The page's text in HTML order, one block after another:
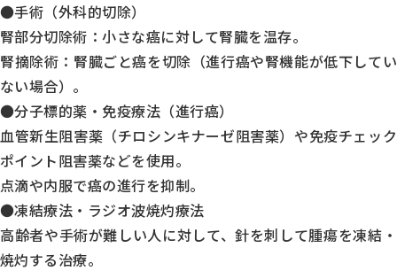
トップページ
当院について
診療のご案内
症状で調べる
病名で調べる
エムセラについて
マイシグナルについて
男性不妊・精液検査
初めての方へ
お知らせ
よくある質問
オンライン診療のご案内
書面掲示
●
-
※受付は終了時間の30分前です
診療時間
月
火
●手術（外科的切除）
腎部分切除術：小さな癌に対して腎臓を温存。
腎摘除術：腎臓ごと癌を切除（進行癌や腎機能が低下してい
ない場合）。
●分子標的薬・免疫療法（進行癌）
血管新生阻害薬（チロシンキナーゼ阻害薬）や免疫チェック
ポイント阻害薬などを使用。
点滴や内服で癌の進行を抑制。
●凍結療法・ラジオ波焼灼療法
高齢者や手術が難しい人に対して、針を刺して腫瘍を凍結・
焼灼する治療。